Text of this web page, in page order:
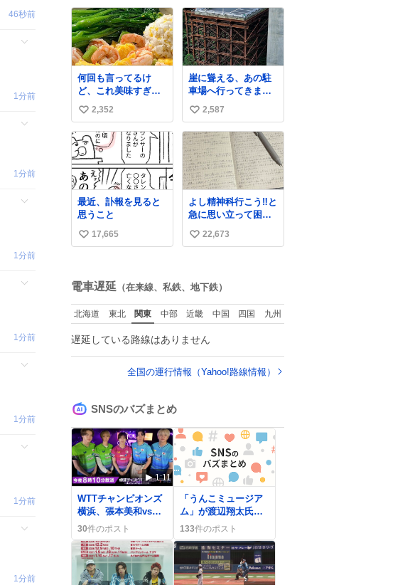
46秒前
1分前
1分前
1分前
1分前
1分前
1分前
1分前
い
ね
数
かこんな都会でお会
いできるなんて思っ
ておらず大興奮して
おります かっこよす
ぎる 指を差し伸べる
と乗ってきてくれた
のでひとまず一緒に
帰宅しましたが、飛
ばないということは
弱っていらっしゃる
のでしょうか…素敵
すぎる
い
ね
数
何回も言ってるけ
ど、これ美味すぎん
の！！！低カロリー
で満足感エグいから
一生食べてる😭
い
い
ね
数
2,352
崖に聳える、あの駐
車場へ行ってきまし
た。
い
い
ね
数
2,587
最近、訃報を見ると
思うこと
い
数
17,665
よし精神科行こう‼️と
急に思い立って困っ
てること書き出して
たらペン止まらなく
い
数
22,673
電車遅延 （在来線、私鉄、地下鉄）
北海道 東北 関東 中部 近畿 中国 四国 九州
遅延している路線はありません
全国の運行情報（Yahoo!路線情報）
SNSのバズまとめ
1:11
WTTチャンピオンズ
横浜、張本美和vs橋
本帆乃香の熱戦にフ
ァン歓喜「すごい試
合だった」
30件のポスト
「うんこミュージア
ム」が渡辺翔太氏の
デート推奨でSNSで
大盛り上がり、笑い
が止まらない
133件のポスト